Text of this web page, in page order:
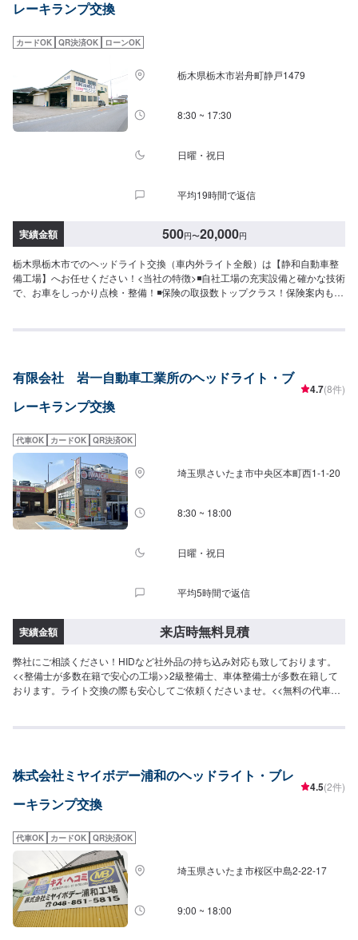
望の方はお気軽にお申し付けください。※燃料代はお客さま負担となります。
レーキランプ交換
カードOK QR決済OK ローンOK
栃木県栃木市岩舟町静戸1479
8:30 ~ 17:30
日曜・祝日
平均19時間で返信
実績金額 500円〜20,000円
栃木県栃木市でのヘッドライト交換（車内外ライト全般）は【静和自動車整
備工場】へお任せください！<当社の特徴>◾自社工場の充実設備と確かな技術
で、お車をしっかり点検・整備！◾保険の取扱数トップクラス！保険案内もお
安く済ませたい…★お時間があまり取れない…などのご相談もお気軽にどう
常1日～2日程度で納車となります。納期は前後する場合がございます。予め
ご了承ください。-----代車について-----代車をご用意しています。お車の作業
中は代車をご利用ください。※代車の燃料代はお客様にご負担いただいており
さい。駐車スペースは事務所前の空いているスペースに駐車してください。
受付はスタッフへ「メンテモで予約しました」とお伝えください。ご案内い
たします。【定休日・営業時間】定休日：日曜日、祝日営業時間：
8:30~17:30
有限会社 岩一自動車工業所のヘッドライト・ブ
レーキランプ交換
4.7(8件)
代車OK カードOK QR決済OK
埼玉県さいたま市中央区本町西1-1-20
8:30 ~ 18:00
日曜・祝日
平均5時間で返信
実績金額 来店時無料見積
弊社にご相談ください！HIDなど社外品の持ち込み対応も致しております。
<<整備士が多数在籍で安心の工場>>2級整備士、車体整備士が多数在籍して
おります。ライト交換の際も安心してご依頼くださいませ。<<無料の代車の
株式会社ミヤイボデー浦和のヘッドライト・ブレ
ーキランプ交換
4.5(2件)
代車OK カードOK QR決済OK
埼玉県さいたま市桜区中島2-22-17
9:00 ~ 18:00